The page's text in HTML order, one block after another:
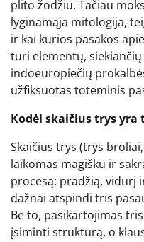
plito žodžiu. Tačiau
lyginamąja mitologija,
ir kai kurios pasakos
turi elementų,
indoeuropiečių
užfiksuotas toteminis
Kodėl skaičius trys yra
Skaičius trys (trys
laikomas magišku ir
procesą: pradžią, vidurį
dažnai atspindi tris
Be to, pasikartojimas
įsiminti struktūrą, o